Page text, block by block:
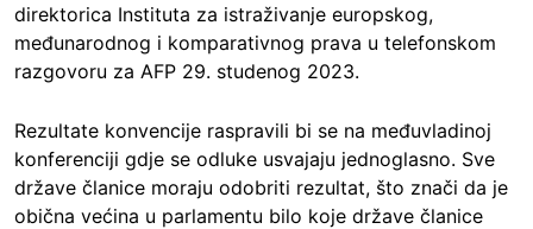
direktorica Instituta za istraživanje europskog,
međunarodnog i komparativnog prava u telefonskom
razgovoru za AFP 29. studenog 2023.
Rezultate konvencije raspravili bi se na međuvladinoj
konferenciji gdje se odluke usvajaju jednoglasno. Sve
države članice moraju odobriti rezultat, što znači da je
obična većina u parlamentu bilo koje države članice